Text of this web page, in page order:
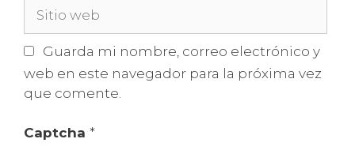
web
Guarda mi nombre, correo electrónico y
web en este navegador para la próxima vez
que comente.
Captcha *